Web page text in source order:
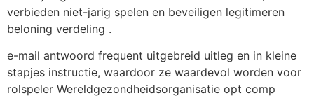
verbieden niet-jarig spelen en beveiligen legitimeren
beloning verdeling .
e-mail antwoord frequent uitgebreid uitleg en in kleine
stapjes instructie, waardoor ze waardevol worden voor
rolspeler Wereldgezondheidsorganisatie opt comp